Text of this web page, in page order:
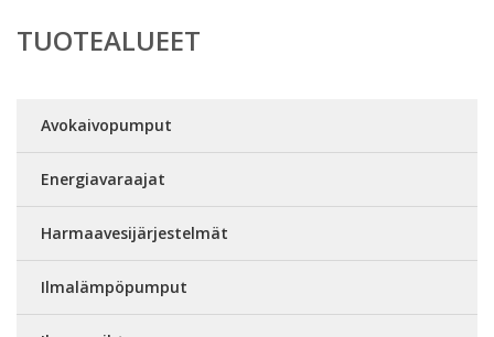
TUOTEALUEET
Avokaivopumput
Energiavaraajat
Harmaavesijärjestelmät
Ilmalämpöpumput